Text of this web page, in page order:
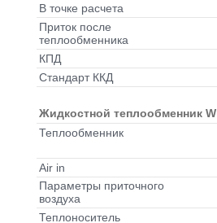
В точке расчета
Приток после
теплообменника
КПД
Стандарт ККД
Жидкостной теплообменник W
Теплообменник
Air in
Параметры приточного
воздуха
Теплоноситель